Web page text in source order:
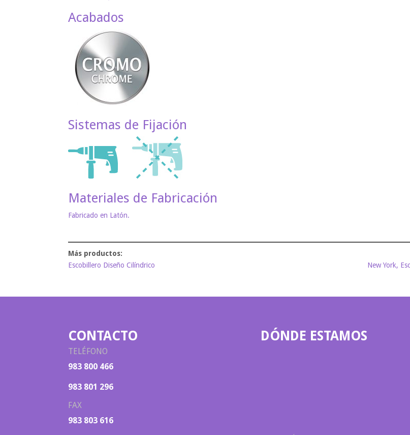
Acabados
Sistemas de Fijación
Materiales de Fabricación
Fabricado en Latón.
Escobillero Diseño Cilíndrico New York,
CONTACTO
TELÉFONO
983 800 466
983 801 296
FAX
983 803 616
DÓNDE ESTAMOS